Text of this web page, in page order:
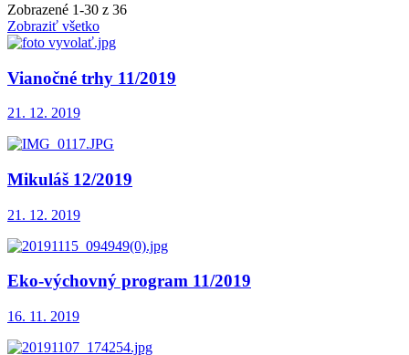
Zobrazené 1-30 z 36
Zobraziť všetko
Vianočné trhy 11/2019
21. 12. 2019
Mikuláš 12/2019
21. 12. 2019
Eko-výchovný program 11/2019
16. 11. 2019